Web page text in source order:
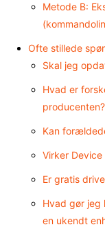
Metode B:
Ofte stillede
Skal jeg
Hvad er
producenten?
Kan
Virker Device
Er gratis
Hvad gør jeg
en ukendt